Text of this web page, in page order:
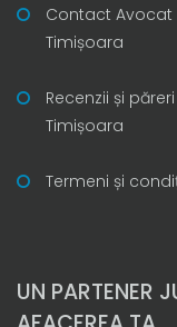
Contact Avocat
Timișoara
Recenzii și
Timișoara
Termeni și
UN PARTENER